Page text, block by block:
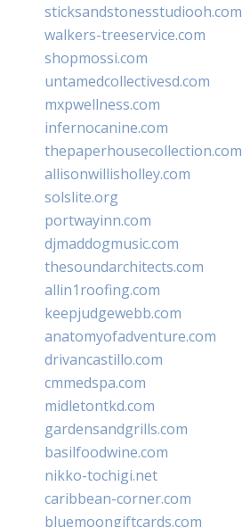
sticksandstonesstudiooh.com
walkers-treeservice.com
shopmossi.com
untamedcollectivesd.com
mxpwellness.com
infernocanine.com
thepaperhousecollection.com
allisonwillisholley.com
solslite.org
portwayinn.com
djmaddogmusic.com
thesoundarchitects.com
allin1roofing.com
keepjudgewebb.com
anatomyofadventure.com
drivancastillo.com
cmmedspa.com
midletontkd.com
gardensandgrills.com
basilfoodwine.com
nikko-tochigi.net
caribbean-corner.com
bluemoongiftcards.com